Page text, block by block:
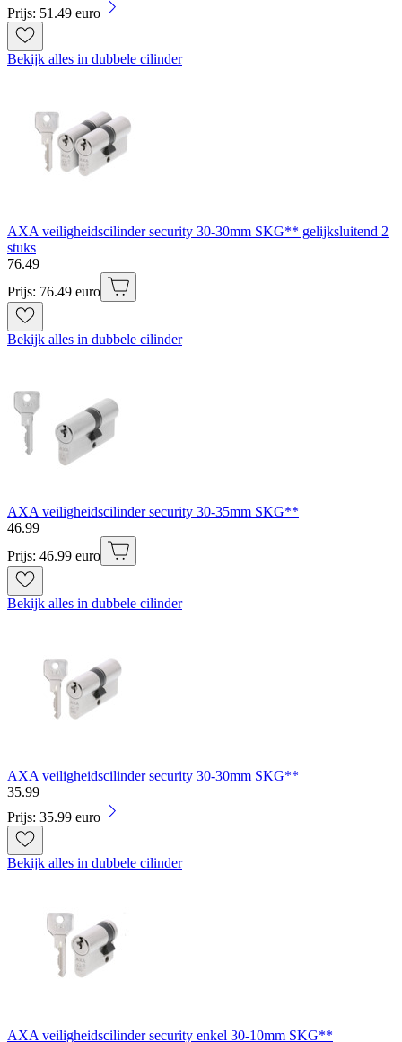
Prijs: 51.49 euro
Bekijk alles in dubbele cilinder
AXA veiligheidscilinder security 30-30mm SKG** gelijksluitend 2
stuks
76.49
Prijs: 76.49 euro
Bekijk alles in dubbele cilinder
AXA veiligheidscilinder security 30-35mm SKG**
46.99
Prijs: 46.99 euro
Bekijk alles in dubbele cilinder
AXA veiligheidscilinder security 30-30mm SKG**
35.99
Prijs: 35.99 euro
Bekijk alles in dubbele cilinder
AXA veiligheidscilinder security enkel 30-10mm SKG**